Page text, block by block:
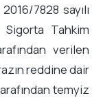
7828 sayılı
Tahkim
verilen
reddine dair
temyiz